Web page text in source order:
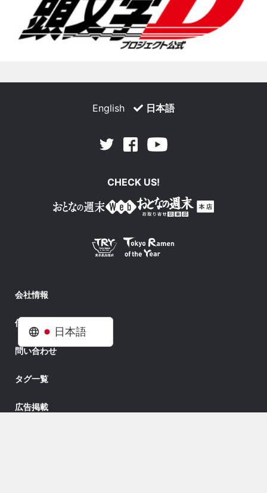
日本語
English 日本語
Twitter Facebook
CHECK US!
会社情報
個人情報
問い合わせ
タグ一覧
広告掲載